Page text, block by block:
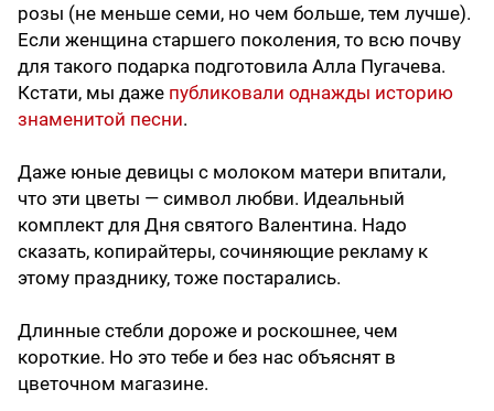
розы (не меньше семи, но чем больше, тем лучше).
Если женщина старшего поколения, то всю почву
для такого подарка подготовила Алла Пугачева.
Кстати, мы даже публиковали однажды историю
знаменитой песни.
Даже юные девицы с молоком матери впитали,
что эти цветы — символ любви. Идеальный
комплект для Дня святого Валентина. Надо
сказать, копирайтеры, сочиняющие рекламу к
этому празднику, тоже постарались.
Длинные стебли дороже и роскошнее, чем
короткие. Но это тебе и без нас объяснят в
цветочном магазине.